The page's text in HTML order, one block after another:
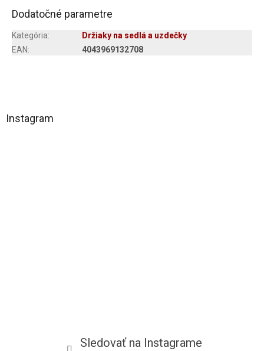
Dodatočné parametre
Kategória:
Držiaky na sedlá a uzdečky
EAN: 4043969132708
á
Instagram
Sledovať na Instagrame